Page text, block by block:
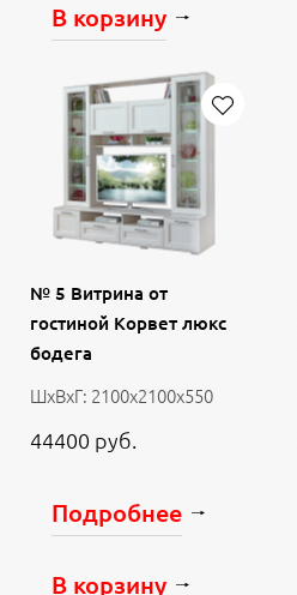
В корзину
№ 5 Витрина от
гостиной Корвет люкс
бодега
ШхВхГ: 2100х2100х550
44400 руб.
Подробнее
В корзину